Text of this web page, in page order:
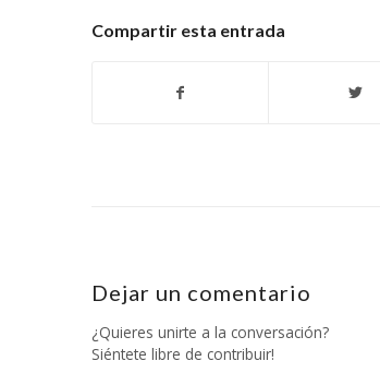
Compartir esta entrada
Dejar un comentario
¿Quieres unirte a la conversación?
Siéntete libre de contribuir!